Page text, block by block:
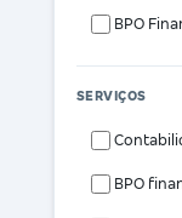
BPO
SERVIÇOS
BPO